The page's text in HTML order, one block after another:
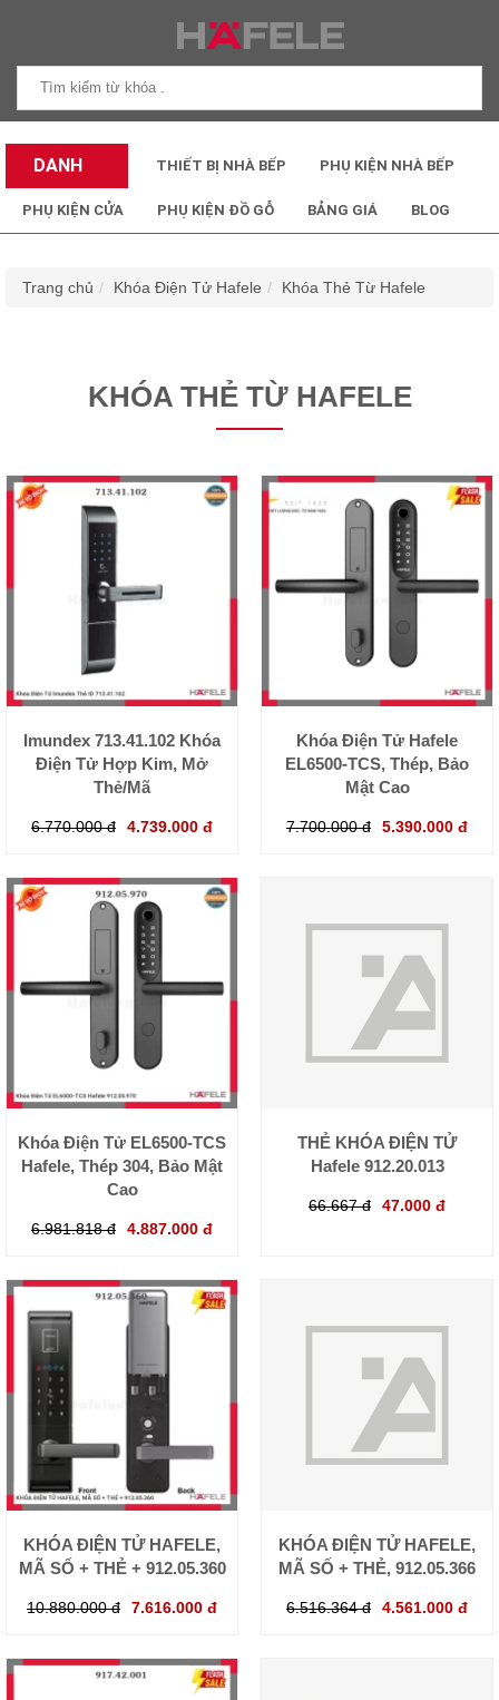
DANH
MỤC SẢN
THIẾT BỊ NHÀ BẾP PHỤ KIỆN NHÀ BẾP
PHỤ KIỆN CỬA PHỤ KIỆN ĐỒ GỖ BẢNG GIÁ BLOG
Trang chủ Khóa Điện Tử Hafele Khóa Thẻ Từ Hafele
KHÓA THẺ TỪ HAFELE
Imundex 713.41.102 Khóa
Điện Tử Hợp Kim, Mở
Thẻ/Mã
6.770.000 đ 4.739.000 đ
Khóa Điện Tử Hafele
EL6500-TCS, Thép, Bảo
Mật Cao
7.700.000 đ 5.390.000 đ
Khóa Điện Tử EL6500-TCS
Hafele, Thép 304, Bảo Mật
Cao
6.981.818 đ 4.887.000 đ
THẺ KHÓA ĐIỆN TỬ
Hafele 912.20.013
66.667 đ 47.000 đ
KHÓA ĐIỆN TỬ HAFELE,
MÃ SỐ + THẺ + 912.05.360
10.880.000 đ 7.616.000 đ
KHÓA ĐIỆN TỬ HAFELE,
MÃ SỐ + THẺ, 912.05.366
6.516.364 đ 4.561.000 đ